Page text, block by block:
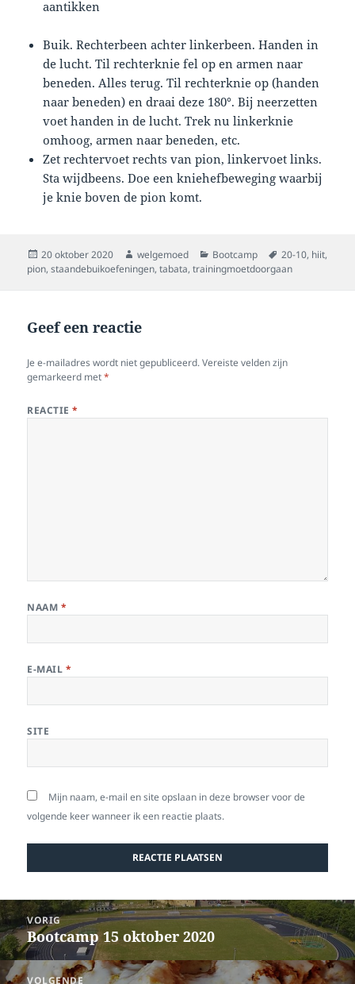
aantikken
Buik. Rechterbeen achter linkerbeen. Handen in
de lucht. Til rechterknie fel op en armen naar
beneden. Alles terug. Til rechterknie op (handen
naar beneden) en draai deze 180°. Bij neerzetten
voet handen in de lucht. Trek nu linkerknie
omhoog, armen naar beneden, etc.
Zet rechtervoet rechts van pion, linkervoet links.
Sta wijdbeens. Doe een kniehefbeweging waarbij
je knie boven de pion komt.
Geplaatst
op
20 oktober 2020 Auteur
welgemoed Categorieën
Bootcamp Tags
20-10, hiit,
pion,staandebuikoefeningen,tabata,trainingmoetdoorgaan
Geef een reactie
Je e-mailadres wordt niet gepubliceerd. Vereiste velden zijn
gemarkeerd met*
REACTIE*
NAAM *
E-MAIL *
SITE
Mijn naam, e-mail en site opslaan in deze browser voor de
volgende keer wanneer ik een reactie plaats.
Bericht
navigatie
VORIG
Vorig
bericht:
Bootcamp 15 oktober 2020
VOLGENDE